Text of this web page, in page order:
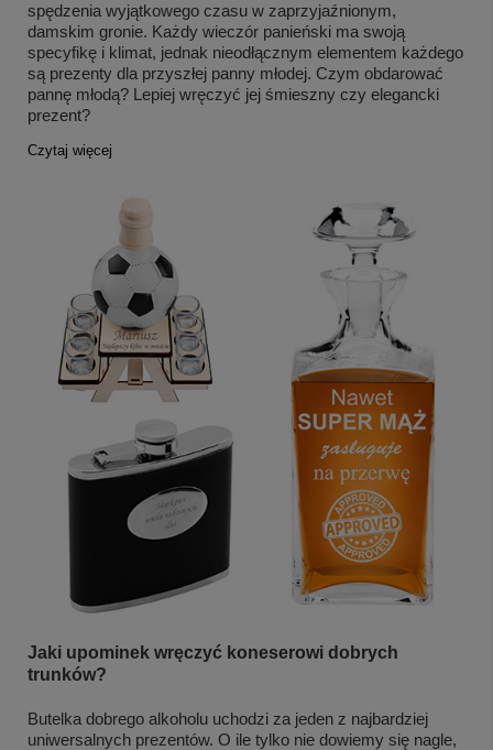
spędzenia wyjątkowego czasu w zaprzyjaźnionym,
damskim gronie. Każdy wieczór panieński ma swoją
specyfikę i klimat, jednak nieodłącznym elementem każdego
są prezenty dla przyszłej panny młodej. Czym obdarować
pannę młodą? Lepiej wręczyć jej śmieszny czy elegancki
prezent?
Czytaj więcej
Jaki upominek wręczyć koneserowi dobrych
trunków?
Butelka dobrego alkoholu uchodzi za jeden z najbardziej
uniwersalnych prezentów. O ile tylko nie dowiemy się nagle,